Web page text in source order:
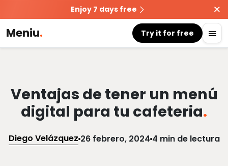
Enjoy 7 days free
Meniu. Try it for free
Ventajas de tener un menú
digital para tu cafeteria.
Diego Velázquez26 febrero, 20244 min de lectura